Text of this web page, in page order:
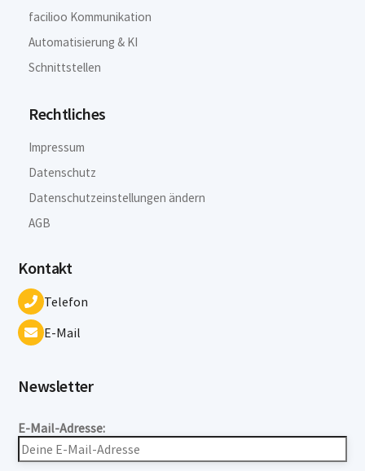
facilioo Kommunikation
Automatisierung & KI
Schnittstellen
Rechtliches
Impressum
Datenschutz
Datenschutzeinstellungen ändern
AGB
Kontakt
Telefon
E-Mail
Newsletter
E-Mail-Adresse: